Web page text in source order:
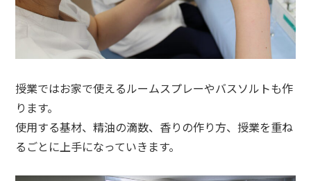
授業ではお家で使えるルームスプレーやバスソルトも作
ります。
使用する基材、精油の滴数、香りの作り方、授業を重ね
るごとに上手になっていきます。